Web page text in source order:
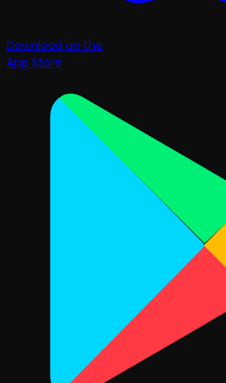
Download on the
App Store